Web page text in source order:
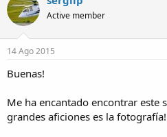
Active member
14 Ago 2015
Buenas!
Me ha encantado encontrar este
grandes aficiones es la